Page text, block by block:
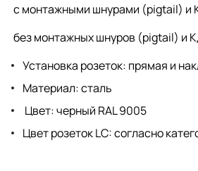
с монтажными шнурами (pigtail) и
без монтажных шнуров (pigtail) и
Установка розеток: прямая и
Материал: сталь
Цвет: черный RAL 9005
Цвет розетокLC: согласно